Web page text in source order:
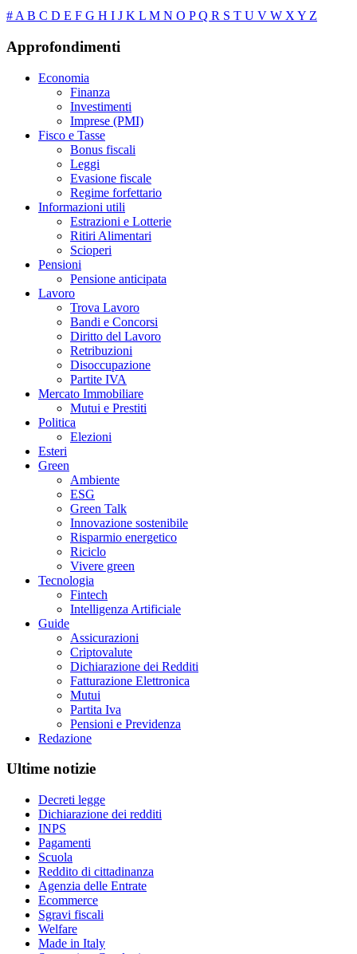
# A B C D E F G H I J K L M N O PQ R S T U V W X Y Z
Approfondimenti
Economia
Finanza
Investimenti
Imprese (PMI)
Fisco e Tasse
Bonus fiscali
Leggi
Evasione fiscale
Regime forfettario
Informazioni utili
Estrazioni e Lotterie
Ritiri Alimentari
Scioperi
Pensioni
Pensione anticipata
Lavoro
Trova Lavoro
Bandi e Concorsi
Diritto del Lavoro
Retribuzioni
Disoccupazione
Partite IVA
Mercato Immobiliare
Mutui e Prestiti
Politica
Elezioni
Esteri
Green
Ambiente
ESG
Green Talk
Innovazione sostenibile
Risparmio energetico
Riciclo
Vivere green
Tecnologia
Fintech
Intelligenza Artificiale
Guide
Assicurazioni
Criptovalute
Dichiarazione dei Redditi
Fatturazione Elettronica
Mutui
Partita Iva
Pensioni e Previdenza
Redazione
Ultime notizie
Decreti legge
Dichiarazione dei redditi
INPS
Pagamenti
Scuola
Reddito di cittadinanza
Agenzia delle Entrate
Ecommerce
Sgravi fiscali
Welfare
Made in Italy